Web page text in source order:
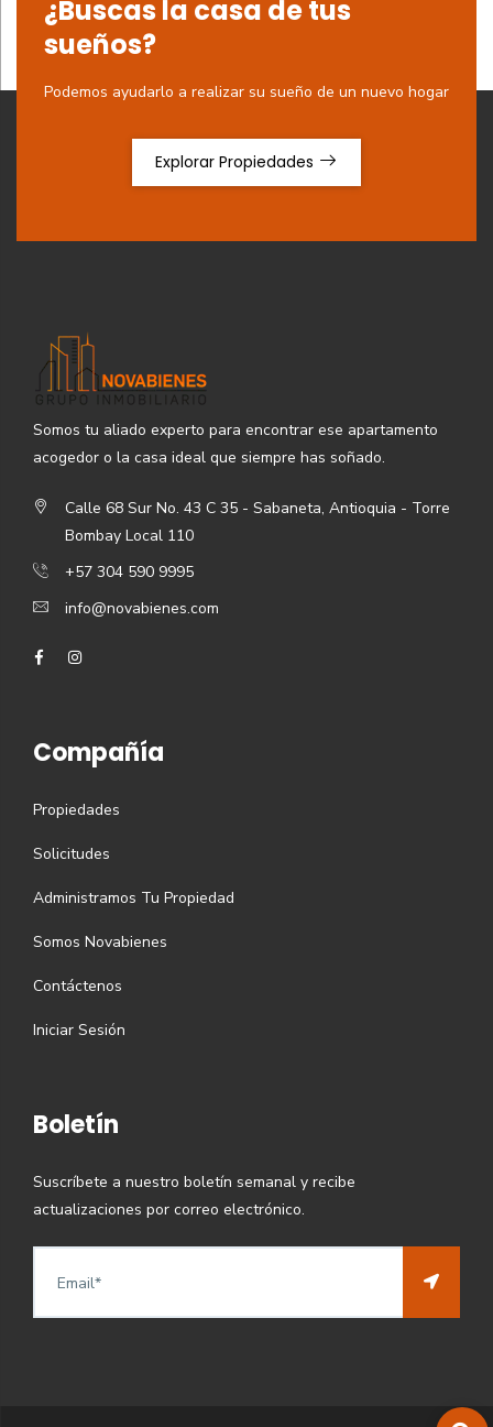
¿Buscas la casa de tus
sueños?
Podemos ayudarlo a realizar su sueño de un nuevo hogar
Explorar Propiedades
Somos tu aliado experto para encontrar ese apartamento
acogedor o la casa ideal que siempre has soñado.
Calle 68 Sur No. 43 C 35 - Sabaneta, Antioquia - Torre
Bombay Local 110
+57 304 590 9995
info@novabienes.com
Compañía
Propiedades
Solicitudes
Administramos Tu Propiedad
Somos Novabienes
Contáctenos
Iniciar Sesión
Boletín
Suscríbete a nuestro boletín semanal y recibe
actualizaciones por correo electrónico.